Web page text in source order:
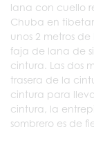
lana con cuello
Chuba en
unos 2 metros
faja de lana de
cintura. Las dos
trasera de la
cintura para
cintura, la
sombrero es de